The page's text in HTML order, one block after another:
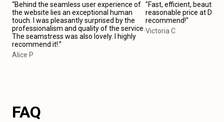
“Behind the seamless user experience of
the website lies an exceptional human
touch. I was pleasantly surprised by the
professionalism and quality of the service.
The seamstress was also lovely. I highly
recommend it!.”
Alice P
"Fast, efficient, beautiful
reasonable price at
recommend!"
Victoria C
FAQ